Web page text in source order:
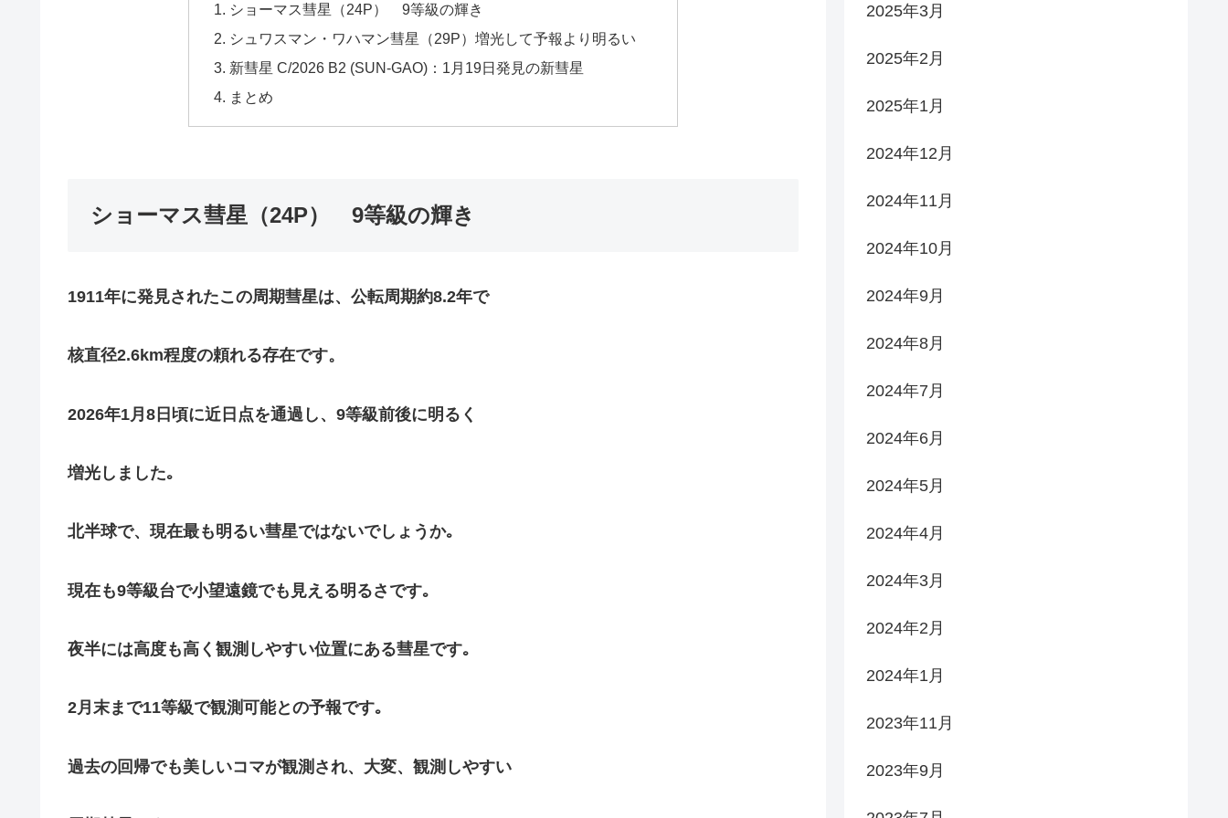
ショーマス彗星（24P） 9等級の輝き
シュワスマン・ワハマン彗星（29P）増光して予報より明るい
新彗星 C/2026 B2 (SUN-GAO)：1月19日発見の新彗星
まとめ
ショーマス彗星（24P） 9等級の輝き
1911年に発見されたこの周期彗星は、公転周期約8.2年で
核直径2.6km程度の頼れる存在です。
2026年1月8日頃に近日点を通過し、9等級前後に明るく
増光しました｡
北半球で、現在最も明るい彗星ではないでしょうか｡
現在も9等級台で小望遠鏡でも見える明るさです｡
夜半には高度も高く観測しやすい位置にある彗星です｡
2月末まで11等級で観測可能との予報です｡
過去の回帰でも美しいコマが観測され、大変、観測しやすい
2025年3月
2025年2月
2025年1月
2024年12月
2024年11月
2024年10月
2024年9月
2024年8月
2024年7月
2024年6月
2024年5月
2024年4月
2024年3月
2024年2月
2024年1月
2023年11月
2023年9月